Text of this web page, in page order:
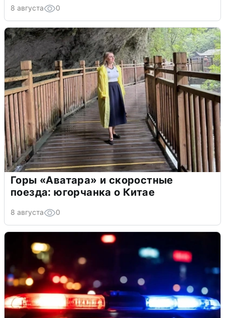
8 августа 0
Горы «Аватара» и скоростные
поезда: югорчанка о Китае
8 августа 0